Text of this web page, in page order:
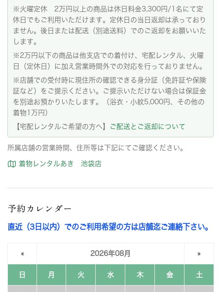
※火曜定休 2万円以上の商品は休日料金3,300円/1名にて定
休日でもご利用いただけます。定休日の当日返却は承っており
ません。後日または配送（別途送料）でのご返却をお願いいた
します。
※2万円以下の商品は他支店での着付け、宅配レンタル、火曜
日（定休日）に加え営業時間外での対応を行っておりません。
※店舗での受付時に現住所の確認できる身分証（免許証や保険
証など）をご提示ください。ご提示いただけない場合は保証金
を別途お預かりいたします。（浴衣・小紋5,000円、その他の
着物1万円）
【宅配レンタルご希望の方へ】
ご配送とご返却について
所属店舗の営業時間、住所等は下記にてご確認ください。
着物レンタルあき 池袋店
予約カレンダー
直近（3日以内）でのご利用希望の方は店舗迄ご連絡下さい。
« 2026年08月 »
日 月 火 水 木 金 土